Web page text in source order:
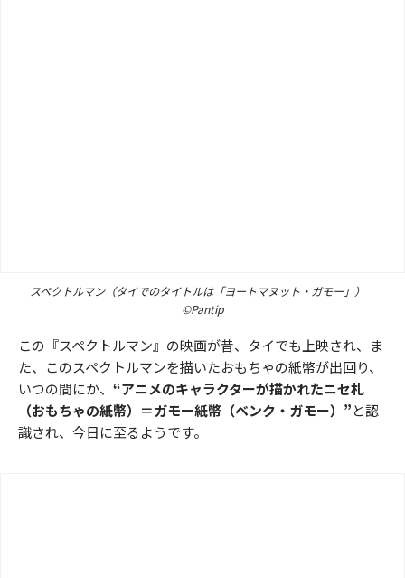
スペクトルマン（タイでのタイトルは「ヨートマヌット・ガモー」）
©Pantip
この『スペクトルマン』の映画が昔、タイでも上映され、ま
た、このスペクトルマンを描いたおもちゃの紙幣が出回り、
いつの間にか、 “アニメのキャラクターが描かれたニセ札
（おもちゃの紙幣）＝ガモー紙幣（ベンク・ガモー）”と認
識され、今日に至るようです。